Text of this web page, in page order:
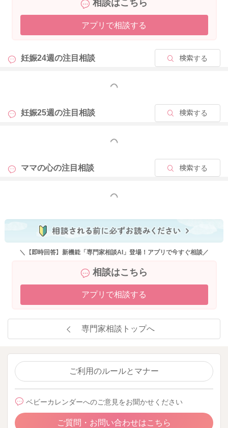
ていたことをお伝えいただきつつ、キートスさんのお気持ちを
伝えてみてはいかがでしょうか？
ではないかなと思いました。
今後もよりお母さまと良好な関係を続けていけるようにするた
よかったら参考になさってみてください。
2024/1/12 13:42
相談はこちら
アプリで相談する
妊娠24週の注目相談 検索する
もっと見る
妊娠25週の注目相談 検索する
もっと見る
ママの心の注目相談 検索する
もっと見る
＼【即時回答】新機能「専門家相談AI」登場！アプリで今すぐ相談／
相談はこちら
アプリで相談する
専門家相談トップへ
ご利用のルールとマナー
ベビーカレンダーへのご意見をお聞かせください
ご質問・お問い合わせはこちら